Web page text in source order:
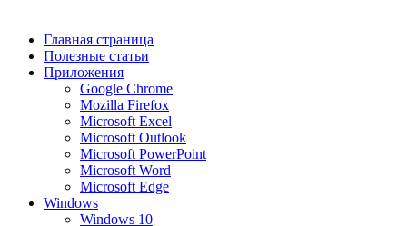
Главная страница
Полезные статьи
Приложения
Google Chrome
Mozilla Firefox
Microsoft Excel
Microsoft Outlook
Microsoft PowerPoint
Microsoft Word
Microsoft Edge
Windows
Windows 10